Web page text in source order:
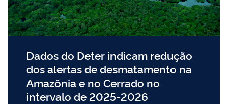
Dados do Deter indicam redução
dos alertas de desmatamento na
Amazônia e no Cerrado no
intervalo de 2025-2026